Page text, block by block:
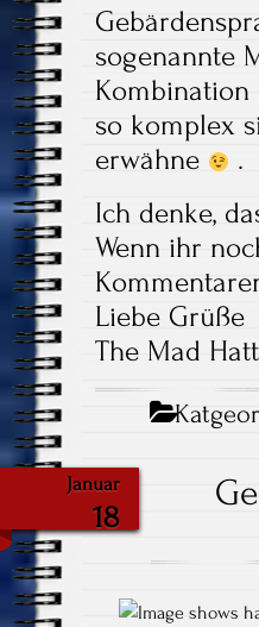
sogenannte
Kombination
so komplex
erwähne
.
Ich denke,
Wenn ihr
Liebe Grüße
The Mad
Januar
18